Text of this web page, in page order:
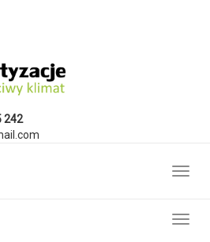
242